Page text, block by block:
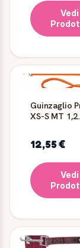
Vedi
Guinzaglio
XS-S MT 1,2
12,55 €
Vedi